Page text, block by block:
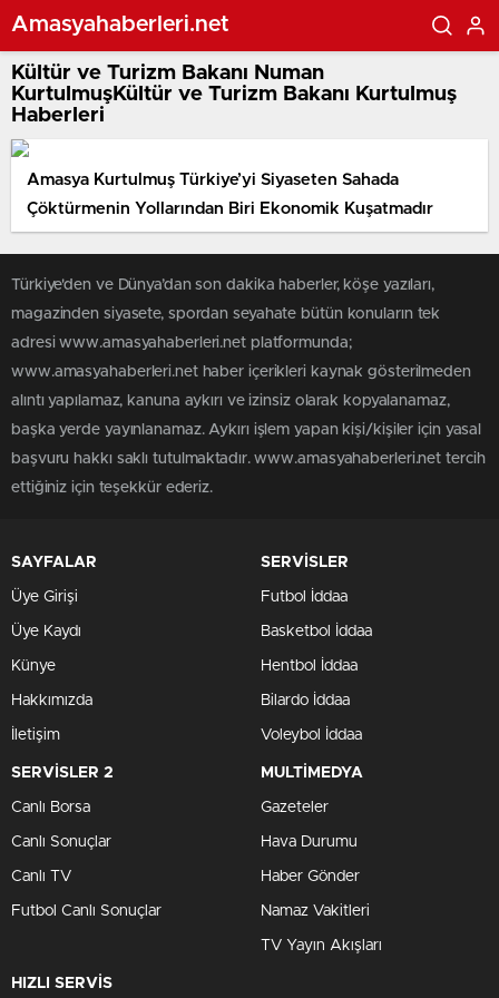
Amasyahaberleri.net
Kültür ve Turizm Bakanı Numan
KurtulmuşKültür ve Turizm Bakanı Kurtulmuş
Haberleri
Amasya Kurtulmuş Türkiye’yi Siyaseten Sahada
Çöktürmenin Yollarından Biri Ekonomik Kuşatmadır
Türkiye'den ve Dünya’dan son dakika haberler, köşe yazıları,
magazinden siyasete, spordan seyahate bütün konuların tek
adresi www.amasyahaberleri.net platformunda;
www.amasyahaberleri.net haber içerikleri kaynak gösterilmeden
alıntı yapılamaz, kanuna aykırı ve izinsiz olarak kopyalanamaz,
başka yerde yayınlanamaz. Aykırı işlem yapan kişi/kişiler için yasal
başvuru hakkı saklı tutulmaktadır. www.amasyahaberleri.net tercih
ettiğiniz için teşekkür ederiz.
SAYFALAR
Üye Girişi
Üye Kaydı
Künye
Hakkımızda
İletişim
SERVİSLER
Futbol İddaa
Basketbol İddaa
Hentbol İddaa
Bilardo İddaa
Voleybol İddaa
SERVİSLER 2
Canlı Borsa
Canlı Sonuçlar
Canlı TV
Futbol Canlı Sonuçlar
MULTİMEDYA
Gazeteler
Hava Durumu
Haber Gönder
Namaz Vakitleri
TV Yayın Akışları
HIZLI SERVİS